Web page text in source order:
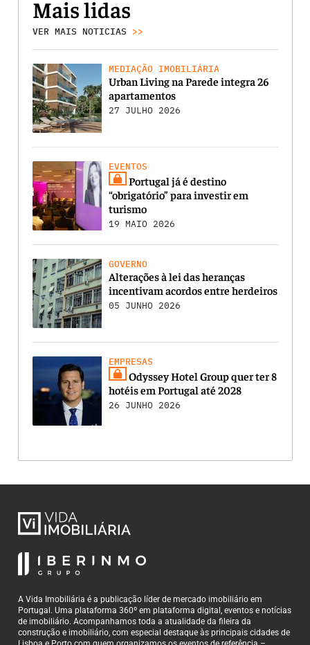
Mais lidas
VER MAIS NOTICIAS >>
MEDIAÇÃO IMOBILIÁRIA
Urban Living na Parede integra 26
apartamentos
27 JULHO 2026
EVENTOS
Portugal já é destino
“obrigatório” para investir em
turismo
19 MAIO 2026
GOVERNO
Alterações à lei das heranças
incentivam acordos entre herdeiros
05 JUNHO 2026
EMPRESAS
Odyssey Hotel Group quer ter 8
hotéis em Portugal até 2028
26 JUNHO 2026
A Vida Imobiliária é a publicação líder de mercado imobiliário em
Portugal. Uma plataforma 360º em plataforma digital, eventos e notícias
de imobiliário. Acompanhamos toda a atualidade da fileira da
construção e imobiliário, com especial destaque às principais cidades de